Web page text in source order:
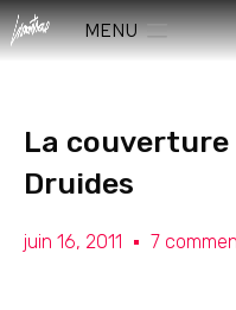
MENU
La couverture
Druides
juin 16, 2011 7